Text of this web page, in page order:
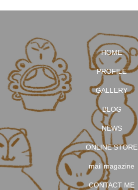
HOME
PROFILE
GALLERY
BLOG
NEWS
ONLINE STORE
mail magazine
CONTACT ME